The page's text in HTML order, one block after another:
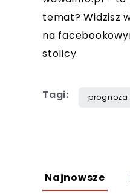
temat? Widzisz
na
stolicy.
Tagi:
Najnowsze